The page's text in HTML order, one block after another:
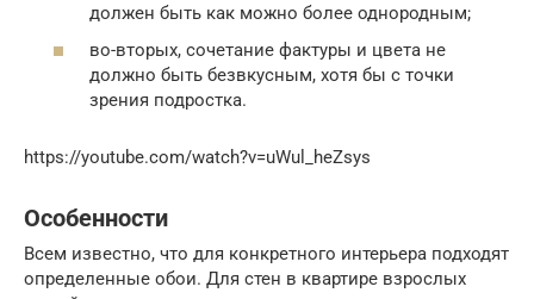
должен быть как можно более однородным;
во-вторых, сочетание фактуры и цвета не
должно быть безвкусным, хотя бы с точки
зрения подростка.
https://youtube.com/watch?v=uWul_heZsys
Особенности
Всем известно, что для конкретного интерьера подходят
определенные обои. Для стен в квартире взрослых